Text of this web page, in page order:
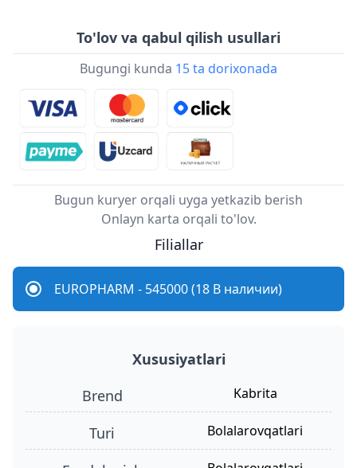
To'lov va qabul qilish usullari
Bugungi kunda 15 ta dorixonada
Bugun kuryer orqali uyga yetkazib berish
Onlayn karta orqali to'lov.
Filiallar
EUROPHARM - 545000 (18 В наличии)
Xususiyatlari
Brend
Kabrita
turi bolalarovqatlari